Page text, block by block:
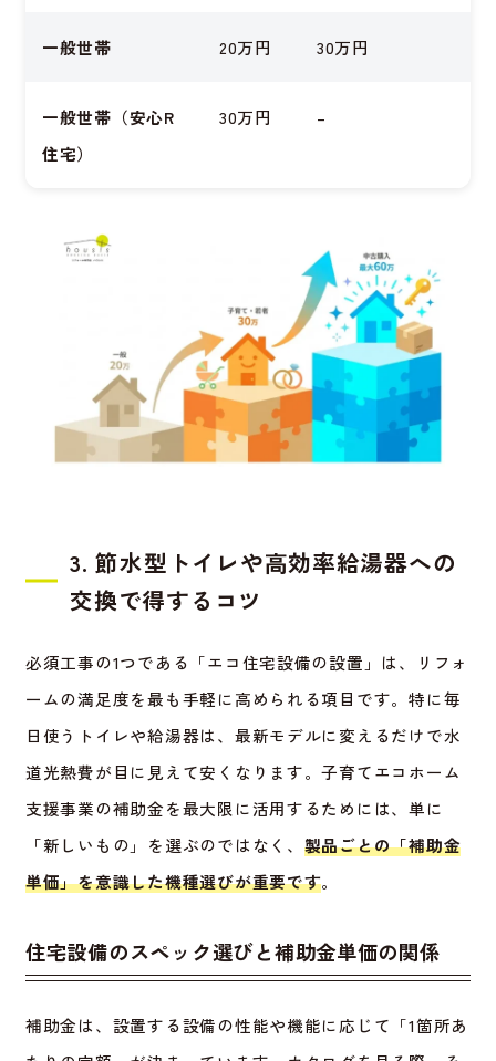
一般世帯 20万円 30万円
一般世帯（安心R
住宅）
30万円 –
3. 節水型トイレや高効率給湯器への
交換で得するコツ
必須工事の1つである「エコ住宅設備の設置」は、リフォ
ームの満足度を最も手軽に高められる項目です。特に毎
日使うトイレや給湯器は、最新モデルに変えるだけで水
道光熱費が目に見えて安くなります。子育てエコホーム
支援事業の補助金を最大限に活用するためには、単に
「新しいもの」を選ぶのではなく、 製品ごとの「補助金
単価」を意識した機種選びが重要です。
住宅設備のスペック選びと補助金単価の関係
補助金は、設置する設備の性能や機能に応じて「1箇所あ